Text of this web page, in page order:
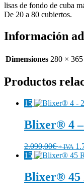
lisas de fondo de cuba
De 20 a 80 cubiertos.
Información
Dimensiones 280 ×
Productos
15
Blixer® 4 –
2.090,00€ + IVA
15
Blixer® 45